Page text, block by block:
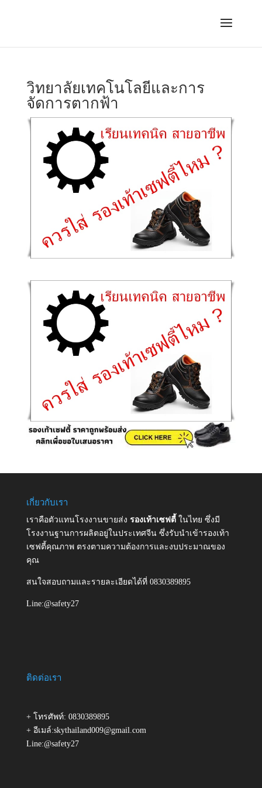
วิทยาลัยเทคโนโลยีและการ
จัดการตากฟ้า
เกี่ยวกับเรา
เราคือตัวแทนโรงงานขายส่ง รองเท้าเซฟตี้ ในไทย ซึ่งมี
โรงงานฐานการผลิตอยู่ในประเทศจีน ซึ่งรับนำเข้ารองเท้า
เซฟตี้คุณภาพ ตรงตามความต้องการและงบประมาณของ
คุณ
สนใจสอบถามและรายละเอียดได้ที่ 0830389895
Line:@safety27
ติดต่อเรา
+ โทรศัพท์: 0830389895
+ อีเมล์:skythailand009@gmail.com
Line:@safety27